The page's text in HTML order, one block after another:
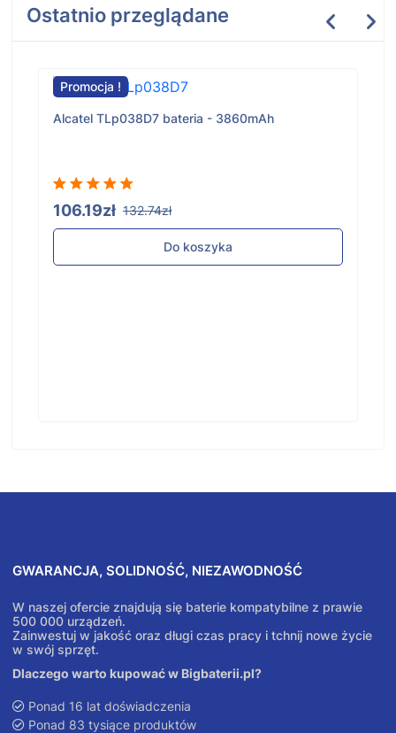
Ostatnio przeglądane
Promocja !
Alcatel TLp038D7 bateria - 3860mAh
106.19zł 132.74zł
Do koszyka
GWARANCJA, SOLIDNOŚĆ, NIEZAWODNOŚĆ
W naszej ofercie znajdują się baterie kompatybilne z prawie
500 000 urządzeń.
Zainwestuj w jakość oraz długi czas pracy i tchnij nowe życie
w swój sprzęt.
Dlaczego warto kupować w Bigbaterii.pl?
Ponad 16 lat doświadczenia
Ponad 83 tysiące produktów